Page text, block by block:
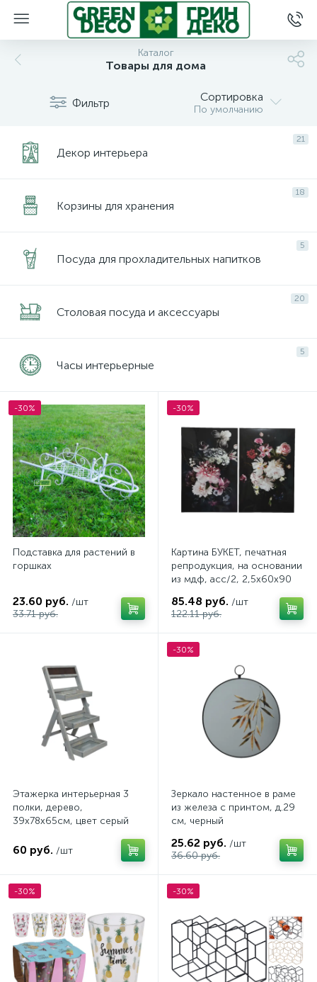
Каталог
Товары для дома
Фильтр Сортировка
По умолчанию
21
Декор интерьера
18
Корзины для хранения
5
Посуда для прохладительных напитков
20
Столовая посуда и аксессуары
5
Часы интерьерные
-30%
Подставка для растений в
горшках
23.60 руб. /шт
33.71 руб.
-30%
Картина БУКЕТ, печатная
репродукция, на основании
из мдф, асс/2, 2,5х60х90
85.48 руб. /шт
122.11 руб.
Этажерка интерьерная 3
полки, дерево,
39х78х65cм, цвет серый
60 руб. /шт
-30%
Зеркало настенное в раме
из железа с принтом, д.29
см, черный
25.62 руб. /шт
36.60 руб.
-30% -30%